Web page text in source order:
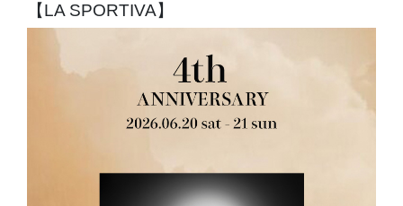
【LA SPORTIVA】